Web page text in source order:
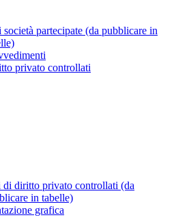
società partecipate (da pubblicare in
privato controllati
di diritto privato controllati (da
in tabelle)
grafica